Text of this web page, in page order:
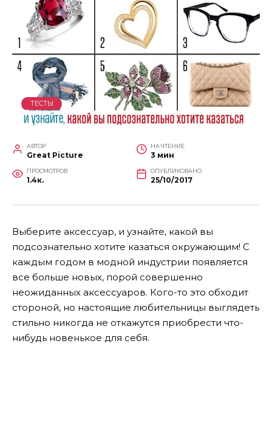
ТЕСТЫ
АВТОР
Great Picture
НА ЧТЕНИЕ
3 мин
ПРОСМОТРОВ
1.4к.
ОПУБЛИКОВАНО
25/10/2017
Выберите аксессуар, и узнайте, какой вы
подсознательно хотите казаться окружающим! С
каждым годом в модной индустрии появляется
все больше новых, порой совершенно
неожиданных аксессуаров. Кого-то это обходит
стороной, но настоящие любительницы выглядеть
стильно никогда не откажутся приобрести что-
нибудь новенькое для себя.